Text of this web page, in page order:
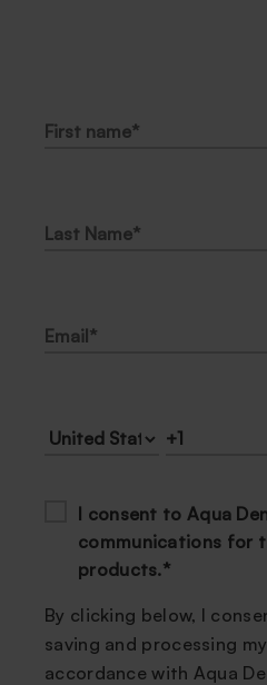
I consent to Aqua
communications for
products.*
By clicking below, I
saving and processing
accordance with Aqua